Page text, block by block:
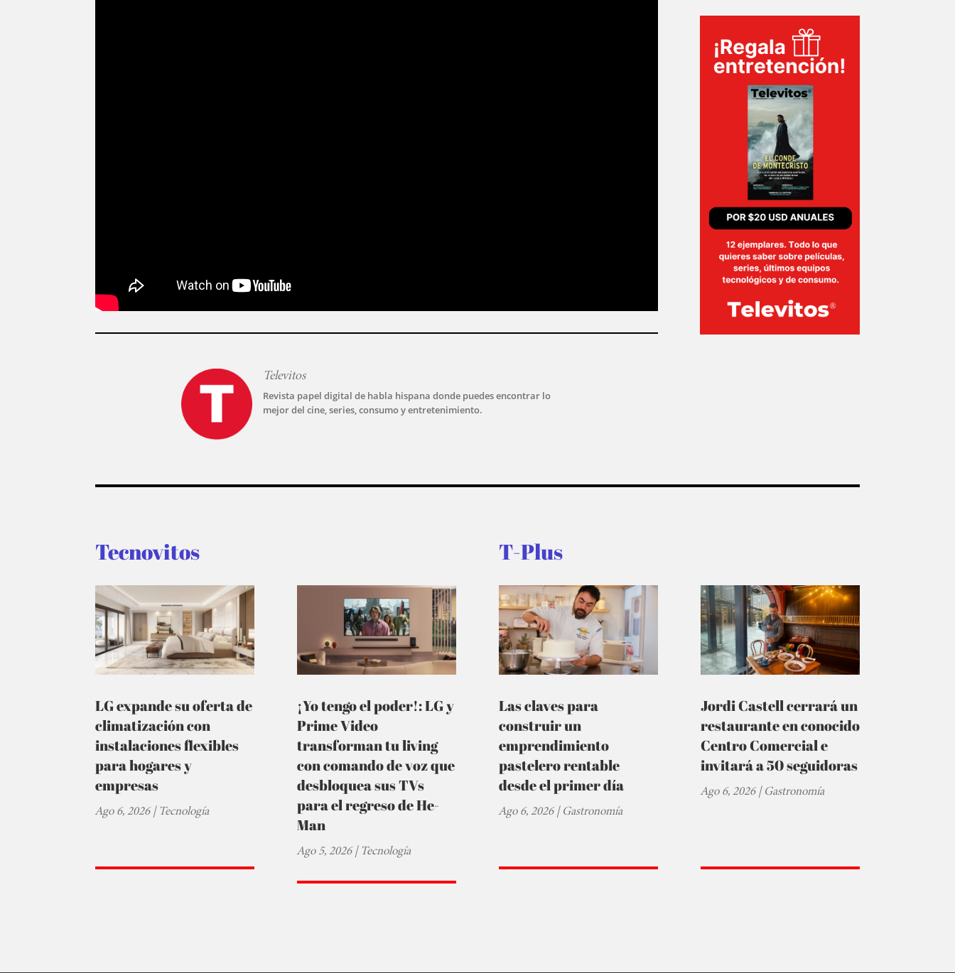
Televitos
Revista papel digital de habla hispana donde puedes encontrar lo
mejor del cine, series, consumo y entretenimiento.
Tecnovitos
LG expande su oferta de
climatización con
instalaciones flexibles
para hogares y
empresas
Ago 6, 2026|Tecnología
¡Yo tengo el poder!: LG y
Prime Video
transforman tu living
con comando de voz que
desbloquea sus TVs
para el regreso de He-
Man
Ago 5, 2026|Tecnología
T-Plus
Las claves para
construir un
emprendimiento
pastelero rentable
desde el primer día
Ago 6, 2026|Gastronomía
Jordi Castell cerrará un
restaurante en conocido
Centro Comercial e
invitará a 50 seguidoras
Ago 6, 2026|Gastronomía